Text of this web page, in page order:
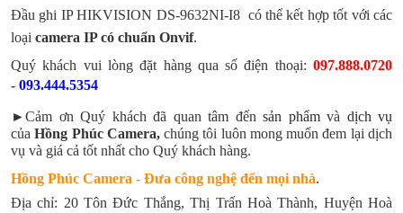
Đầu ghi IP HIKVISION DS-9632NI-I8có thể kết hợp tốt với các
loại camera IP có chuẩn Onvif.
Quý khách vui lòng đặt hàng qua số điện thoại: 097.888.0720
- 093.444.5354
►Cảm ơn Quý khách đã quan tâm đến sản phẩmvà dịch vụ
củaHồng Phúc Camera,chúng tôi luôn mong muốn đem lại dịch
vụ và giá cả tốt nhất cho Quý khách hàng.
Hồng Phúc Camera - Đưa công nghệ đến mọi nhà.
Địa chỉ: 20 Tôn Đức Thắng, Thị Trấn Hoà Thành, Huyện Hoà